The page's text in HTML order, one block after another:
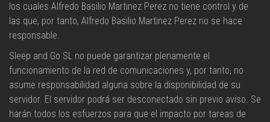
los cuales Alfredo Basilio Martinez Perez no tiene control y de
las que, por tanto, Alfredo Basilio Martinez Perez no se hace
responsable.
Sleep and Go SL no puede garantizar plenamente el
funcionamiento de la red de comunicaciones y, por tanto, no
asume responsabilidad alguna sobre la disponibilidad de su
servidor. El servidor podrá ser desconectado sin previo aviso. Se
harán todos los esfuerzos para que el impacto por tareas de